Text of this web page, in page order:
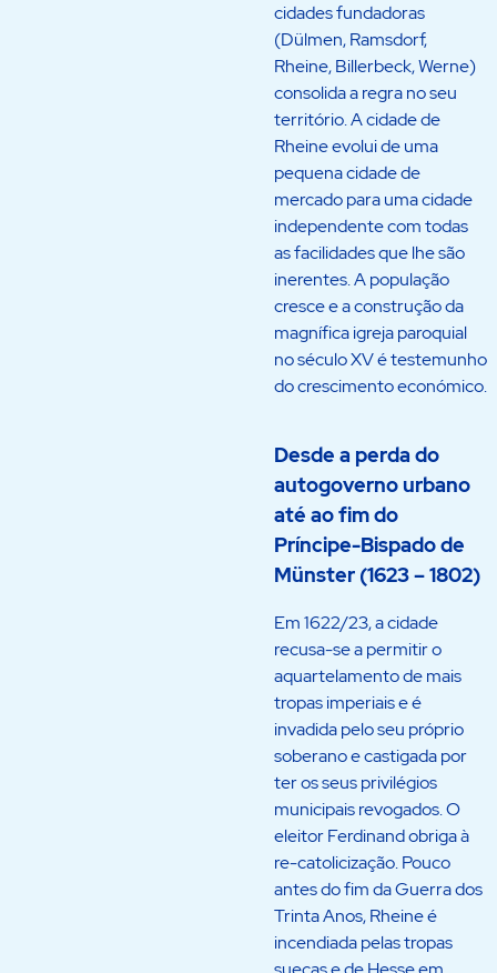
cidades fundadoras
(Dülmen, Ramsdorf,
Rheine, Billerbeck, Werne)
consolida a regra no seu
território. A cidade de
Rheine evolui de uma
pequena cidade de
mercado para uma cidade
independente com todas
as facilidades que lhe são
inerentes. A população
cresce e a construção da
magnífica igreja paroquial
no século XV é testemunho
do crescimento económico.
Desde a perda do
autogoverno urbano
até ao fim do
Príncipe-Bispado de
Münster (1623 – 1802)
Em 1622/23, a cidade
recusa-se a permitir o
aquartelamento de mais
tropas imperiais e é
invadida pelo seu próprio
soberano e castigada por
ter os seus privilégios
municipais revogados. O
eleitor Ferdinand obriga à
re-catolicização. Pouco
antes do fim da Guerra dos
Trinta Anos, Rheine é
incendiada pelas tropas